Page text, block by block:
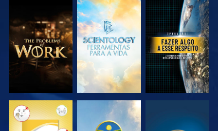
EXPLORAR A
SÉRIE
EXPLORAR A
SÉRIE
VER
VER VER VER